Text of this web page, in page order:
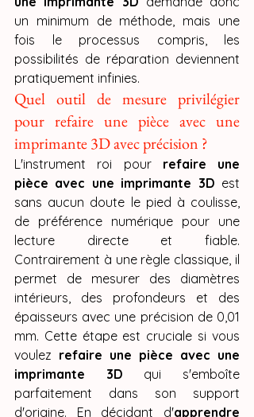
un minimum de méthode, mais une
fois le processus compris, les
possibilités de réparation deviennent
pratiquement infinies.
Quel outil de mesure privilégier
pour refaire une pièce avec une
imprimante 3D avec précision ?
L'instrument roi pour refaire une
pièce avec une imprimante 3D est
sans aucun doute le pied à coulisse,
de préférence numérique pour une
lecture directe et fiable.
Contrairement à une règle classique, il
permet de mesurer des diamètres
intérieurs, des profondeurs et des
épaisseurs avec une précision de 0,01
mm. Cette étape est cruciale si vous
voulez refaire une pièce avec une
imprimante 3D qui s'emboîte
parfaitement dans son support
d'origine. En décidant d'apprendre